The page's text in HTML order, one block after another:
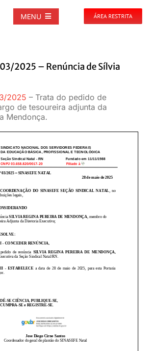
MENU ÁREA RESTRITA
2025 – Renúncia de Sílvia
2025 – Trata do pedido de
de tesoureira adjunta da
Mendonça.